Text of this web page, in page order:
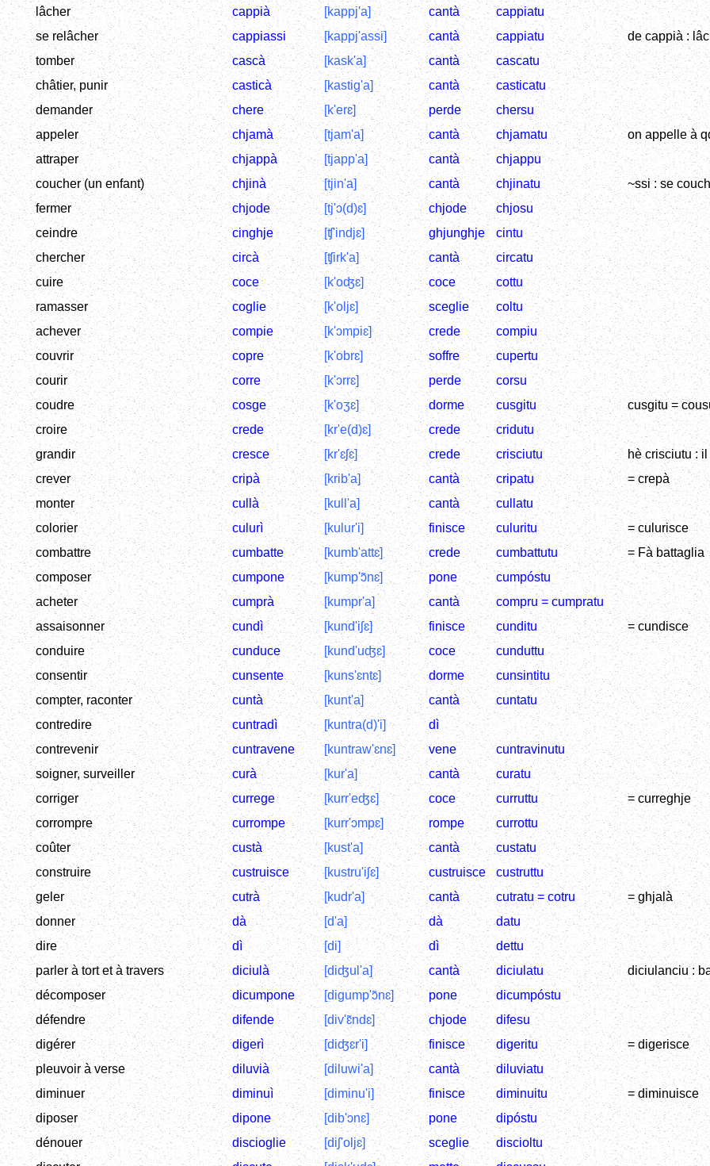
lâcher
cappià [kappj'a] cantà
cappiatu
se relâcher
cappiassi [kappj'assi] cantà cappiatu
de cappià :
tomber
cascà [kask'a] cantà
cascatu
châtier, punir
casticà [kastig'a] cantà
casticatu
demander
chere [k'erɛ] perde
chersu
appeler
chjamà [tjam'a] cantà chjamatu
on appelle à
attraper
chjappà [tjapp'a] cantà
chjappu
coucher (un enfant)
chjinà [tjin'a] cantà chjinatu
~ssi : se
fermer
chjode [tj'ɔ(d)ɛ] chjode
chjosu
ceindre
cinghje [ʧ'indjɛ] ghjunghje
cintu
chercher
circà [ʧirk'a] cantà
circatu
cuire
coce [k'oʤɛ] coce
cottu
ramasser
coglie [k'oljɛ] sceglie
coltu
achever
compie [k'ɔmpiɛ] crede
compiu
couvrir
copre [k'obrɛ] soffre
cupertu
courir
corre [k'ɔrrɛ] perde
corsu
coudre
cosge [k'oʒɛ] dorme cusgitu
cusgitu =
croire
crede [kr'e(d)ɛ] crede
cridutu
grandir
cresce [kr'ɛʃɛ] crede crisciutu
hè crisciutu :
crever
cripà [krib'a] cantà cripatu
= crepà
monter
cullà [kull'a] cantà
cullatu
colorier
culurì [kulur'i] finisce culuritu
= culurisce
combattre
cumbatte [kumb'attɛ] crede cumbattutu
= Fà battaglia
composer
cumpone [kump'ɔ̃nɛ] pone
cumpóstu
acheter
cumprà [kumpr'a] cantà
compru = cumpratu
assaisonner
cundì [kund'iʃɛ] finisce cunditu
= cundisce
conduire
cunduce [kund'uʤɛ] coce
cunduttu
consentir
cunsente [kuns'ɛntɛ] dorme
cunsintitu
compter, raconter
cuntà [kunt'a] cantà
cuntatu
contredire
cuntradì [kuntra(d)'i]
dì
contrevenir
cuntravene [kuntraw'ɛnɛ] vene
cuntravinutu
soigner, surveiller
curà [kur'a] cantà
curatu
corriger
currege [kurr'eʤɛ] coce curruttu
= curreghje
corrompre
currompe [kurr'ɔmpɛ] rompe
currottu
coûter
custà [kust'a] cantà
custatu
construire
custruisce [kustru'iʃɛ] custruisce
custruttu
geler
cutrà [kudr'a] cantà cutratu = cotru
= ghjalà
donner
dà [d'a] dà
datu
dire
dì [di] dì
dettu
parler à tort et à travers
diciulà [diʤul'a] cantà diciulatu
diciulanciu :
décomposer
dicumpone [digump'ɔ̃nɛ] pone
dicumpóstu
défendre
difende [div'ɛ̃ndɛ] chjode
difesu
digérer
digerì [diʤɛr'i] finisce digeritu
= digerisce
pleuvoir à verse
diluvià [diluwi'a] cantà
diluviatu
diminuer
diminuì [diminu'i] finisce diminuitu
= diminuisce
diposer
dipone [dib'ɔnɛ] pone
dipóstu
dénouer
discioglie [diʃ'oljɛ] sceglie
discioltu